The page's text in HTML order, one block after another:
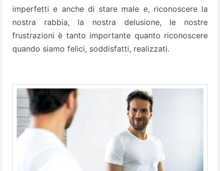
imperfetti e anche di stare male e, riconoscere la
nostra rabbia, la nostra delusione, le nostre
frustrazioni è tanto importante quanto riconoscere
quando siamo felici, soddisfatti, realizzati.